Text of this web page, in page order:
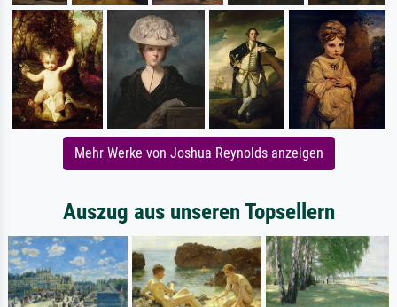
Mehr Werke von Joshua Reynolds anzeigen
Auszug aus unseren Topsellern